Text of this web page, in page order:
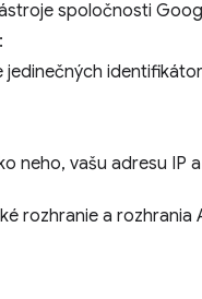
spoločnosti
neho, vašu adresu
rozhranie a rozhrania